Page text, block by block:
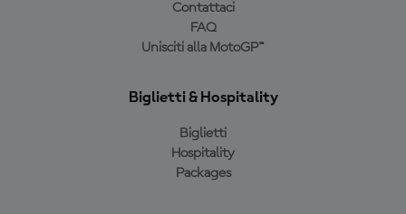
Contattaci
FAQ
Unisciti alla MotoGP™
Biglietti & Hospitality
Biglietti
Hospitality
Packages